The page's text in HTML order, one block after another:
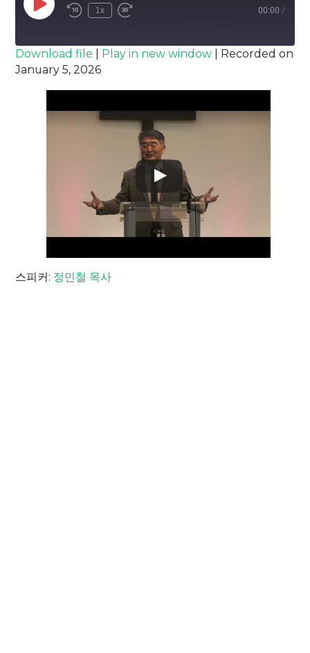
Play
Episode
1x 00:00 /
SUBSCRIBE SHARE
SHARE
Download file Play in new window
Recorded on
January 5, 2026
스피커: 정민철 목사